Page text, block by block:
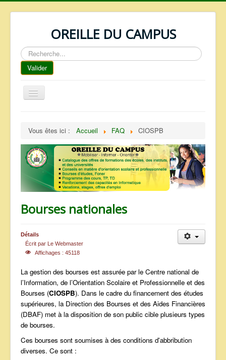
OREILLE DU CAMPUS
Rechercher
Valider
Basculer
la
REPERTOIRE
QUI SOMMES NOUS ?
NOS SERVICES
FAQ
ANNONCES
Vous êtes ici : Accueil FAQ CIOSPB
Bourses nationales
Détails
Écrit par Le Webmaster
Affichages : 45118
La gestion des bourses est assurée par le Centre national de
l’Information, de l’Orientation Scolaire et Professionnelle et des
Bourses (CIOSPB). Dans le cadre du financement des études
supérieures, la Direction des Bourses et des Aides Financières
(DBAF) met à la disposition de son public cible plusieurs types
de bourses.
Ces bourses sont soumises à des conditions d'abbribution
diverses. Ce sont :